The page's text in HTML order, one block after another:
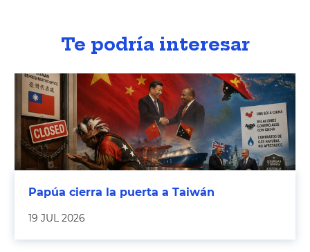
Te podría interesar
Papúa cierra la puerta a Taiwán
19 JUL 2026